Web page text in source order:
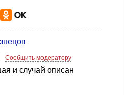
Сообщить модератору
и случай описан